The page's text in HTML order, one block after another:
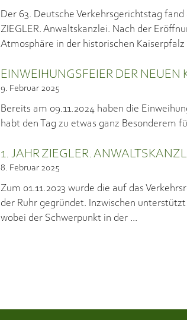
Der 63. Deutsche Verkehrsgerichtstag
ZIEGLER. Anwaltskanzlei. Nach der
Atmosphäre in der historischen Kaiserpfalz
EINWEIHUNGSFEIER DER
9. Februar 2025
Bereits am 09.11.2024 haben die
habt den Tag zu etwas ganz Besonderem
1. JAHR ZIEGLER.
8. Februar 2025
Zum 01.11.2023 wurde die auf das
der Ruhr gegründet. Inzwischen
wobei der Schwerpunkt in der